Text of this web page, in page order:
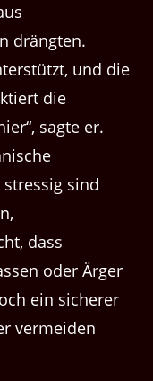
drängten.
und die
die
sagte er.
sind
dass
oder Ärger
ein sicherer
vermeiden